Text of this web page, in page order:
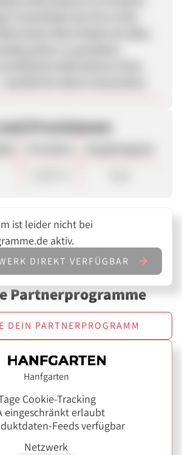
Provisionen
ist leider nicht bei
aktiv.
DIREKT VERFÜGBAR
Partnerprogramme
DEIN PARTNERPROGRAMM
Hanfgarten
Cookie-Tracking
eingeschränkt erlaubt
Feeds verfügbar
Netzwerk